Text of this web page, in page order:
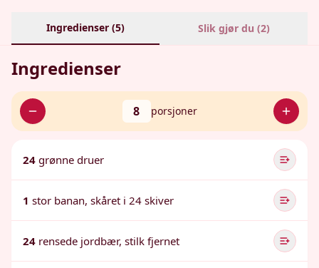
Ingredienser (5) Slik gjør du (2)
Ingredienser
8 porsjoner
24 grønne druer
1 stor banan, skåret i 24 skiver
24 rensede jordbær, stilk fjernet